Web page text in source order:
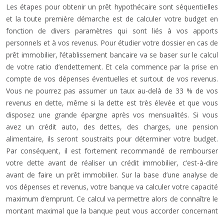
Les étapes pour obtenir un prêt hypothécaire sont séquentielles
et la toute première démarche est de calculer votre budget en
fonction de divers paramètres qui sont liés à vos apports
personnels et à vos revenus. Pour étudier votre dossier en cas de
prêt immobilier, l’établissement bancaire va se baser sur le calcul
de votre ratio d’endettement. Et cela commence par la prise en
compte de vos dépenses éventuelles et surtout de vos revenus.
Vous ne pourrez pas assumer un taux au-delà de 33 % de vos
revenus en dette, même si la dette est très élevée et que vous
disposez une grande épargne après vos mensualités. Si vous
avez un crédit auto, des dettes, des charges, une pension
alimentaire, ils seront soustraits pour déterminer votre budget.
Par conséquent, il est fortement recommandé de rembourser
votre dette avant de réaliser un crédit immobilier, c’est-à-dire
avant de faire un prêt immobilier. Sur la base d’une analyse de
vos dépenses et revenus, votre banque va calculer votre capacité
maximum d’emprunt. Ce calcul va permettre alors de connaître le
montant maximal que la banque peut vous accorder concernant